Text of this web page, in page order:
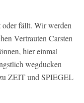
oder fällt. Wir werden
Vertrauten Carsten
hier einmal
wegducken
ZEIT und SPIEGEL